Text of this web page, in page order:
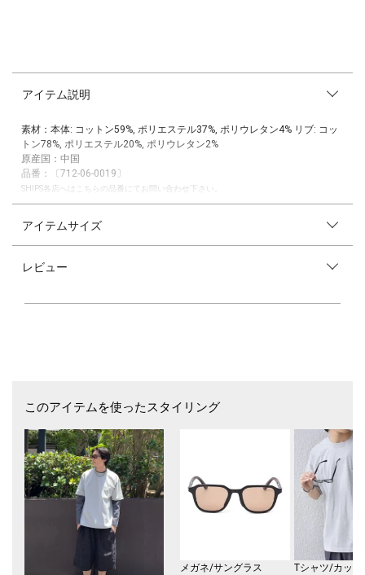
アイテム説明
素材：本体: コットン59%, ポリエステル37%, ポリウレタン4% リブ: コッ
トン78%, ポリエステル20%, ポリウレタン2%
原産国：中国
品番：〔712-06-0019〕
SHIPS各店へはこちらの品番にてお問い合わせ下さい。
ツ
コーマ綿とポリエステルをバランスよくブレンドした、滑らかでハリのあ
ることでニットライクな見え方にしました。
細部までこだわったディテールが、大人のカジュアルスタイルに程よい抜
け感を演出します。
1枚着としてはもちろん、ジャケットやカーディガンのインナーとしても
活躍する、シーズンレスで頼れる一着です。
----------------------------
裏地：無
生地の厚み：普通
アイテムサイズ
レビュー
このアイテムを使ったスタイリング
メガネ/サングラス
Tシャツ/カット